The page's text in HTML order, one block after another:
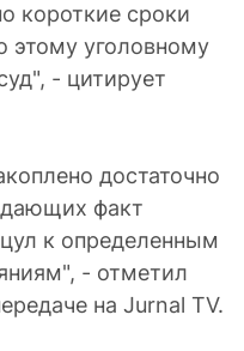
короткие сроки
этому уголовному
- цитирует
достаточно
факт
к определенным
- отметил
на Jurnal TV.